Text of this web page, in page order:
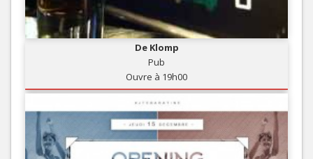
De Klomp
Pub
Ouvre à 19h00